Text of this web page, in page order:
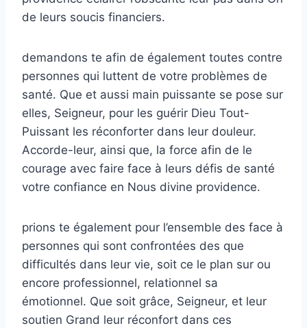
de leurs soucis financiers.
demandons te afin de également toutes contre
personnes qui luttent de votre problèmes de
santé. Que et aussi main puissante se pose sur
elles, Seigneur, pour les guérir Dieu Tout-
Puissant les réconforter dans leur douleur.
Accorde-leur, ainsi que, la force afin de le
courage avec faire face à leurs défis de santé
votre confiance en Nous divine providence.
prions te également pour l’ensemble des face à
personnes qui sont confrontées des que
difficultés dans leur vie, soit ce le plan sur ou
encore professionnel, relationnel sa
émotionnel. Que soit grâce, Seigneur, et leur
soutien Grand leur réconfort dans ces